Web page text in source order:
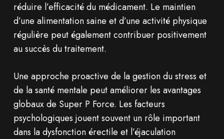
réduire l’efficacité du médicament. Le maintien
d’une alimentation saine et d’une activité physique
régulière peut également contribuer positivement
au succès du traitement.
Une approche proactive de la gestion du stress et
de la santé mentale peut améliorer les avantages
globaux de Super P Force. Les facteurs
psychologiques jouent souvent un rôle important
dans la dysfonction érectile et l’éjaculation